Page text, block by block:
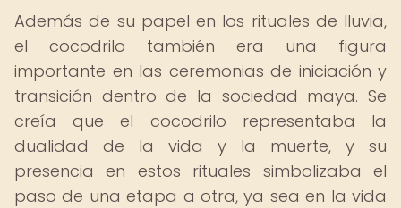
Además de su papel en los rituales de lluvia,
el cocodrilo también era una figura
importante en las ceremonias de iniciación y
transición dentro de la sociedad maya. Se
creía que el cocodrilo representaba la
dualidad de la vida y la muerte, y su
presencia en estos rituales simbolizaba el
paso de una etapa a otra, ya sea en la vida